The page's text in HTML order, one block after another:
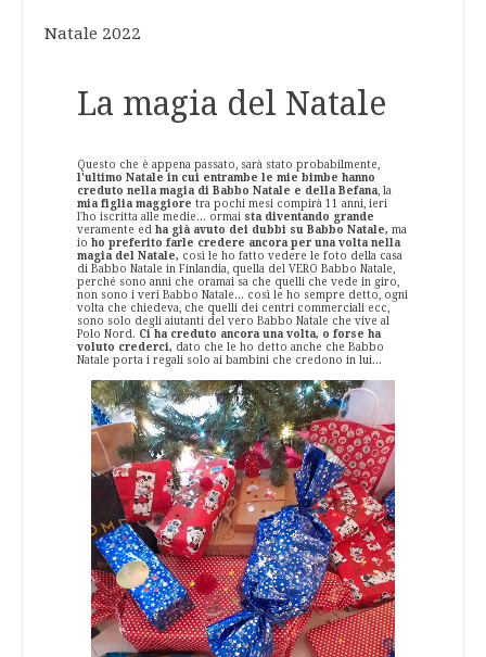
Natale 2022
La magia del Natale
Questo che è appena passato, sarà stato probabilmente,
l'ultimo Natale in cui entrambe le mie bimbe hanno
creduto nella magia di Babbo Natale e della Befana , la
mia figlia maggiore tra pochi mesi compirà 11 anni, ieri
l'ho iscritta alle medie... ormai sta diventando grande
veramente ed ha già avuto dei dubbi su Babbo Natale, ma
io ho preferito farle credere ancora per una volta nella
magia del Natale, così le ho fatto vedere le foto della casa
di Babbo Natale in Finlandia, quella del VERO Babbo Natale,
perché sono anni che oramai sa che quelli che vede in giro,
non sono i veri Babbo Natale... così le ho sempre detto, ogni
volta che chiedeva, che quelli dei centri commerciali ecc,
sono solo degli aiutanti del vero Babbo Natale che vive al
Polo Nord. Ci ha creduto ancora una volta, o forse ha
voluto crederci, dato che le ho detto anche che Babbo
Natale porta i regali solo ai bambini che credono in lui...